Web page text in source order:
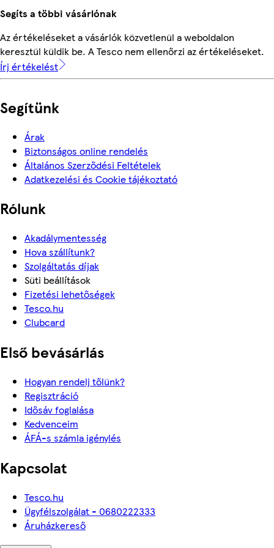
Segíts a többi vásárlónak
Az értékeléseket a vásárlók közvetlenül a weboldalon
keresztül küldik be. A Tesco nem ellenőrzi az értékeléseket.
Írj értékelést
Segítünk
Árak
Biztonságos online rendelés
Általános Szerződési Feltételek
Adatkezelési és Cookie tájékoztató
Rólunk
Akadálymentesség
Hova szállítunk?
Szolgáltatás díjak
Süti beállítások
Fizetési lehetőségek
Tesco.hu
Clubcard
Első bevásárlás
Hogyan rendelj tőlünk?
Regisztráció
Idősáv foglalása
Kedvenceim
ÁFÁ-s számla igénylés
Kapcsolat
Tesco.hu
Ügyfélszolgálat - 0680222333
Áruházkereső